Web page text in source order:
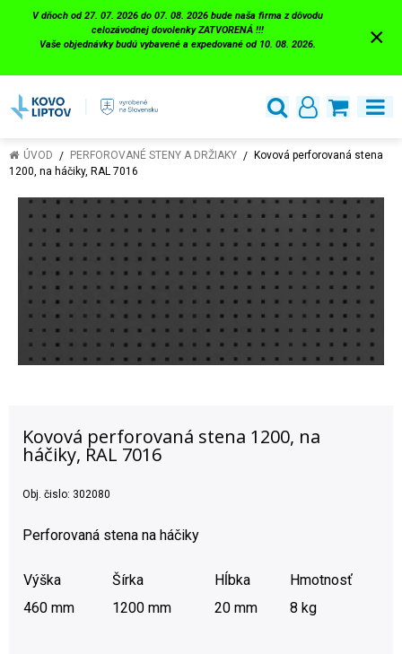
V dňoch od 27. 07. 2026 do 07. 08. 2026 bude naša firma z dôvodu
celozávodnej dovolenky ZATVORENÁ !!!
Vaše objednávky budú vybavené a expedované od 10. 08. 2026.
×
ÚVOD PERFOROVANÉ STENY A DRŽIAKY
Kovová perforovaná stena
1200, na háčiky, RAL 7016
Kovová perforovaná stena 1200, na
háčiky, RAL 7016
Obj. čislo: 302080
Perforovaná stena na háčiky
Výška Šírka Hĺbka
Hmotnosť
460 mm
1200 mm 20 mm 8 kg